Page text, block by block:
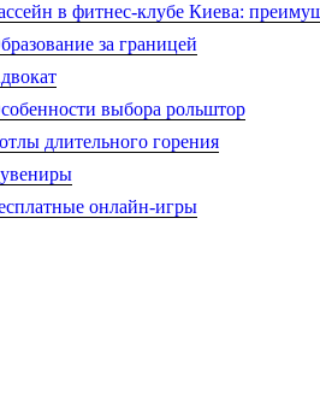
в фитнес-клубе Киева:
за границей
выбора рольштор
длительного горения
онлайн-игры